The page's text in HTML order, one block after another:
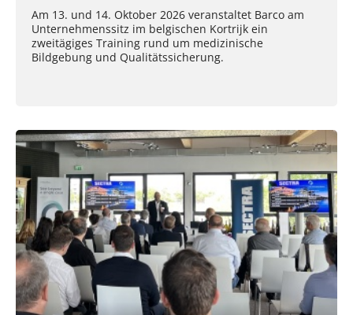
Am 13. und 14. Oktober 2026 veranstaltet Barco am
Unternehmenssitz im belgischen Kortrijk ein
zweitägiges Training rund um medizinische
Bildgebung und Qualitätssicherung.